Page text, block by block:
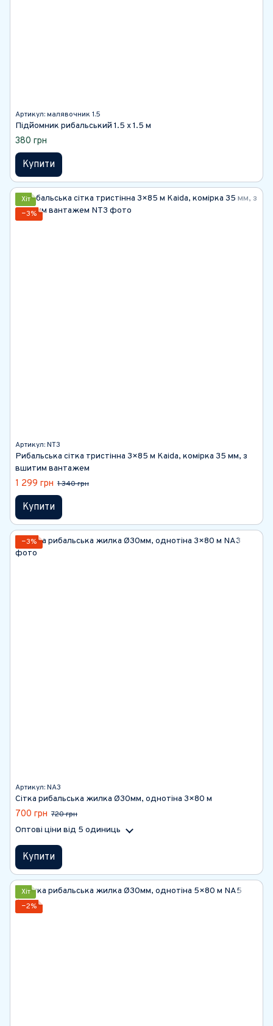
Артикул: малявочник 1.5
Підйомник рибальський 1.5 х 1.5 м
380 грн
Купити
Хіт
−3%
Артикул: NТ3
Рибальська сітка тристінна 3×85 м Kaida, комірка 35 мм, з
вшитим вантажем
1 299 грн 1 340 грн
Купити
−3%
Артикул: NА3
Сітка рибальська жилка Ø30мм, однотіна 3×80 м
700 грн 720 грн
Оптові ціни від 5 одиниць
Купити
Хіт
−2%